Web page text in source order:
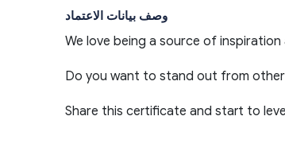
وصف بيانات الاعتماد
We love being a source of
Do you want to stand out from
Share this certificate and start to